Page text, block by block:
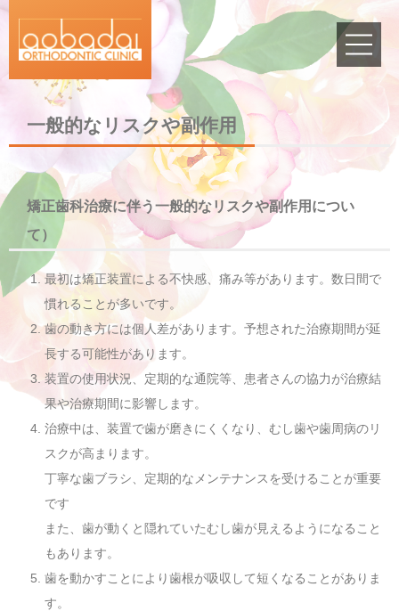
ホーム
Home
医院案内
Guide
矯正治療について
About
Access
問診票
045-989-4070
ム
求人情
一般的なリスクや副作用
矯正歯科治療に伴う一般的なリスクや副作用につい
て）
最初は矯正装置による不快感、痛み等があります。数日間で
慣れることが多いです。
歯の動き方には個人差があります。予想された治療期間が延
長する可能性があります。
装置の使用状況、定期的な通院等、患者さんの協力が治療結
果や治療期間に影響します。
治療中は、装置で歯が磨きにくくなり、むし歯や歯周病のリ
スクが高まります。
丁寧な歯ブラシ、定期的なメンテナンスを受けることが重要
です
また、歯が動くと隠れていたむし歯が見えるようになること
もあります。
歯を動かすことにより歯根が吸収して短くなることがありま
す。